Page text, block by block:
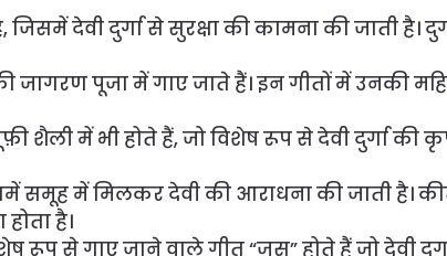
देवी दुर्गा से सुरक्षा की कामना की जाती है।
जागरण पूजा में गाए जाते हैं। इन गीतों में उनकी
शैली में भी होते हैं, जो विशेष रूप से देवी दुर्गा की
समूह में मिलकर देवी की आराधना की जाती है।
है।
रूप से गाए जाने वाले गीत “जस” होते हैं जो देवी